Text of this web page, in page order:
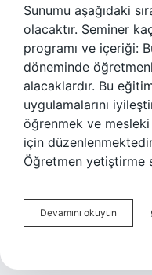
Sunumu aşağıdaki
olacaktır. Seminer
programı ve içeriği:
döneminde
alacaklardır. Bu
uygulamalarını
öğrenmek ve mesleki
için
Öğretmen yetiştirme
Devamını okuyun
Seminer
Sürer